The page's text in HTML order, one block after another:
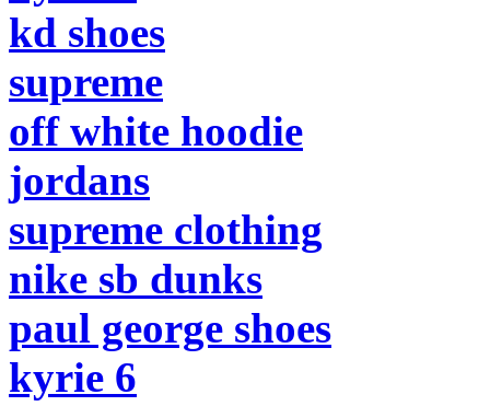
kd shoes
supreme
off white hoodie
jordans
supreme clothing
nike sb dunks
paul george shoes
kyrie 6